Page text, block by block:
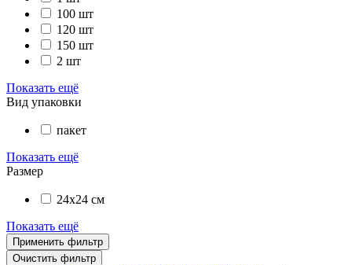
100 шт
120 шт
150 шт
2 шт
Показать ещё
Вид упаковки
пакет
Показать ещё
Размер
24х24 см
Показать ещё